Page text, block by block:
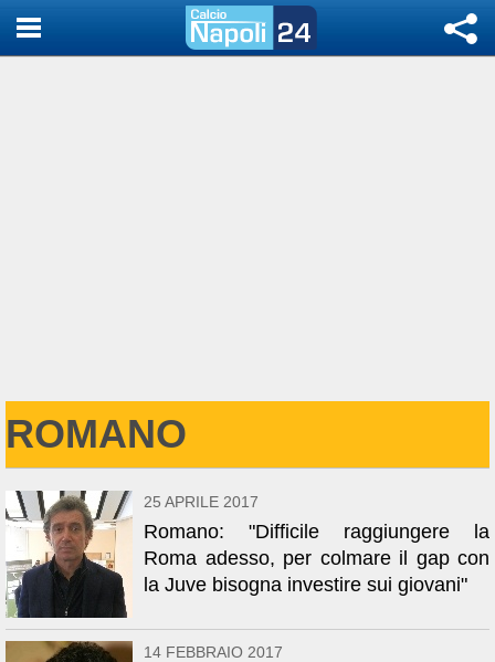
ROMANO
25 APRILE 2017
Romano: "Difficile raggiungere la
Roma adesso, per colmare il gap con
la Juve bisogna investire sui giovani"
14 FEBBRAIO 2017